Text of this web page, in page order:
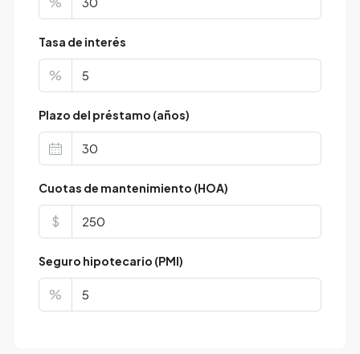
Tasa de interés
%
Plazo del préstamo (años)
Cuotas de mantenimiento (HOA)
$
Seguro hipotecario (PMI)
%